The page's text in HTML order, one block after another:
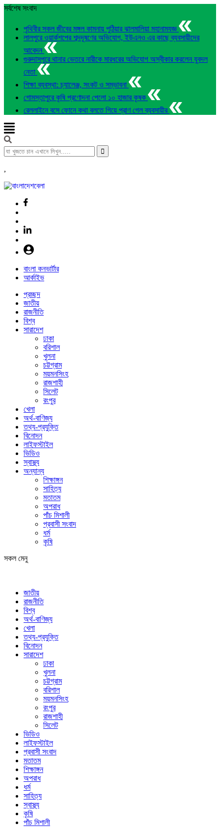
সর্বশেষ সংবাদ
পৃথিবীর সকল জীবের মঙ্গল কামনায় পুঠিয়ার ঝালমালিয়া মহানামযজ্ঞ
লালপুরে ওয়ার্কশপের শব্দদূষণের অভিযোগ, ইউএনও এর কাছে ব্যবসায়ীদের
আবেদন
গুরুদাসপুরে থানার ভেতরে নারীকে মারধরের অভিযোগ অস্বীকার করলেন যুবদল
নেতা
শিক্ষা ব্যবস্থা: চ্যালেঞ্জ, সংকট ও সম্ভাবনা
গোমস্তাপুরে কৃষি প্রণোদনা পেলো ১০ হাজার কৃষক
রেললাইনে বসে ফোনে কথা বলতে গিয়ে প্রাণ গেল ব্যবসায়ীর
,
বাংলা কনভার্টার
আর্কাইভ
প্রচ্ছদ
জাতীয়
রাজনীতি
বিশ্ব
সারাদেশ
ঢাকা
বরিশাল
খুলনা
চট্টগ্রাম
ময়মনসিংহ
রাজশাহী
সিলেট
রংপুর
খেলা
অর্থ-বাণিজ্য
তথ্য-প্রযুক্তি
বিনোদন
লাইফস্টাইল
ভিডিও
স্বাস্থ্য
অন্যান্য
শিক্ষাঙ্গন
সাহিত্য
মতাতম
অপরাধ
পাঁচ মিশালী
প্রবাসী সংবাদ
ধর্ম
কৃষি
সকল মেনু
জাতীয়
রাজনীতি
বিশ্ব
অর্থ-বাণিজ্য
খেলা
তথ্য-প্রযুক্তি
বিনোদন
সারাদেশ
ঢাকা
খুলনা
চট্টগ্রাম
বরিশাল
ময়মনসিংহ
রংপুর
রাজশাহী
সিলেট
ভিডিও
লাইফস্টাইল
প্রবাসী সংবাদ
মতাতম
শিক্ষাঙ্গন
অপরাধ
ধর্ম
সাহিত্য
স্বাস্থ্য
কৃষি
পাঁচ মিশালী